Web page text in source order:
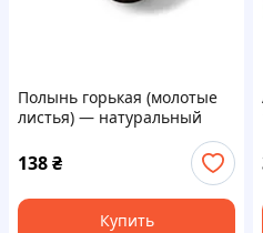
Полынь горькая (молотые
листья) — натуральный
138₴
Купить